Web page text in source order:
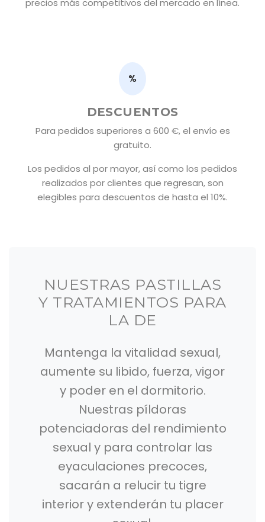
%
DESCUENTOS
Para pedidos superiores a 600 €, el envío es
gratuito.
Los pedidos al por mayor, así como los pedidos
realizados por clientes que regresan, son
elegibles para descuentos de hasta el 10%.
NUESTRAS PASTILLAS
Y TRATAMIENTOS PARA
LA DE
Mantenga la vitalidad sexual,
aumente su libido, fuerza, vigor
y poder en el dormitorio.
Nuestras píldoras
potenciadoras del rendimiento
sexual y para controlar las
eyaculaciones precoces,
sacarán a relucir tu tigre
interior y extenderán tu placer